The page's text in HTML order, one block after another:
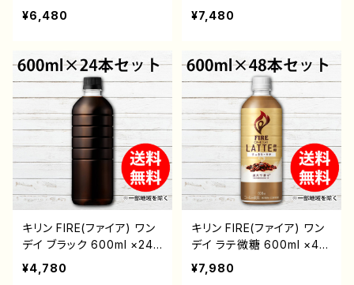
野菜ジュース 送料無料
※一部地域を除く 通販
い おすすめ 紙パック
安い 一日分 管理栄養士
推奨 リコピン
¥6,480
本セット 送料無料 ※一
部地域を除く 通販 後払
コーヒー飲料 ブラッ
ク ONEDAY BLACK
無糖 PET ペットボトル
飲料
¥7,480
キリン FIRE(ファイア) ワン
デイ ブラック 600ml ×24
本セット 送料無料 ※一
部地域を除く 通販 後払
¥4,780
キリン FIRE(ファイア) ワン
デイ ラテ微糖 600ml ×48
本セット 送料無料 ※一
部地域を除く 通販 後払
¥7,980